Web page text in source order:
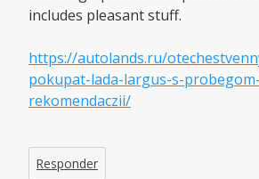
includes pleasant stuff.
https://autolands.ru/
pokupat-lada-largus-s-
rekomendaczii/
Responder